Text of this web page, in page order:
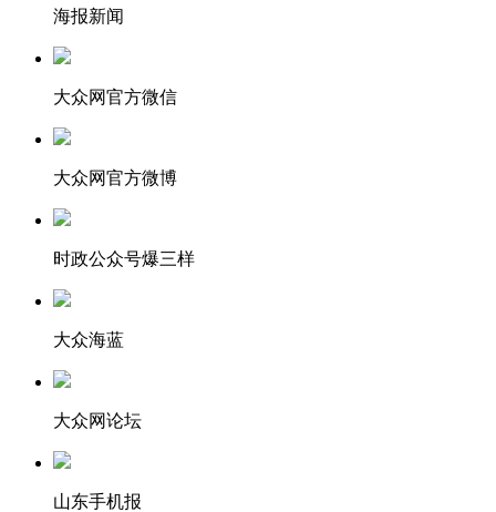
海报新闻
大众网官方微信
大众网官方微博
时政公众号爆三样
大众海蓝
大众网论坛
山东手机报